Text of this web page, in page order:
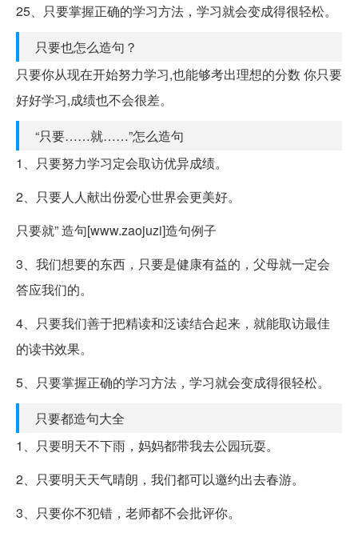
25、只要掌握正确的学习方法，学习就会变成得很轻松。
只要也怎么造句？
只要你从现在开始努力学习,也能够考出理想的分数 你只要
好好学习,成绩也不会很差。
“只要……就……”怎么造句
1、只要努力学习定会取访优异成绩。
2、只要人人献出份爱心世界会更美好。
只要就” 造句[www.zaojuzi]造句例子
3、我们想要的东西，只要是健康有益的，父母就一定会
答应我们的。
4、只要我们善于把精读和泛读结合起来，就能取访最佳
的读书效果。
5、只要掌握正确的学习方法，学习就会变成得很轻松。
只要都造句大全
1、只要明天不下雨，妈妈都带我去公园玩耍。
2、只要明天天气晴朗，我们都可以邀约出去春游。
3、只要你不犯错，老师都不会批评你。